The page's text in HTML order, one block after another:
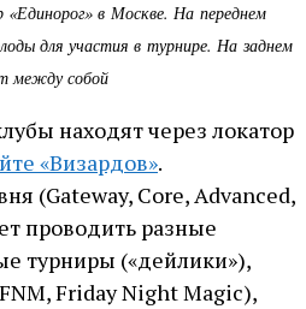
«Единорог» в Москве. На переднем
для участия в турнире. На заднем
между собой
находят через локатор
«Визардов».
(Gateway, Core, Advanced,
проводить разные
турниры («дейлики»),
Friday Night Magic),